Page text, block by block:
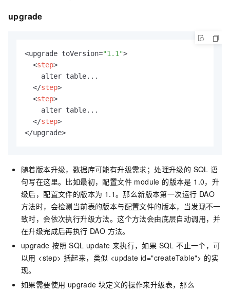
upgrade
<upgrade toVersion="1.1">
<step>
    alter table...
</step>
<step>
    alter table...
</step>
</upgrade>
随着版本升级，数据库可能有升级需求；处理升级的 SQL 语
句写在这里。比如最初，配置文件 module 的版本是 1.0，升
级后，配置文件的版本为 1.1。那么新版本第一次运行 DAO
方法时，会检测当前表的版本与配置文件的版本，当发现不一
致时，会依次执行升级方法。这个方法会由底层自动调用，并
在升级完成后再执行 DAO 方法。
upgrade 按照 SQL update 来执行，如果 SQL 不止一个，可
以用 <step> 括起来，类似 <update id="createTable"> 的实
现。
如果需要使用 upgrade 块定义的操作来升级表，那么